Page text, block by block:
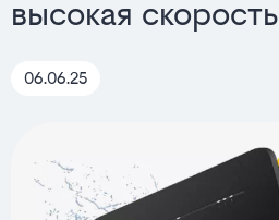
высокая скорость
06.06.25